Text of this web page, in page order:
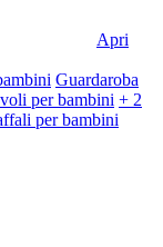
Apri
Guardaroba
per bambini + 2
per bambini